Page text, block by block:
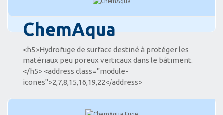
ChemAqua
<h5>Hydrofuge de surface destiné à protéger les
matériaux peu poreux verticaux dans le bâtiment.
</h5> <address class="module-
icones">2,7,8,15,16,19,22</address>